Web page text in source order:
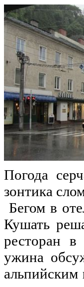
Погода
зонтика
Бегом в
Кушать
ресторан
ужина